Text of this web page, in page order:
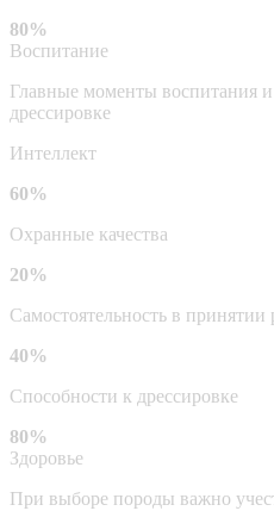
80%
Воспитание
Главные моменты воспитания
дрессировке
Интеллект
60%
Охранные качества
20%
Самостоятельность в
40%
Способности к дрессировке
80%
Здоровье
При выборе породы важно